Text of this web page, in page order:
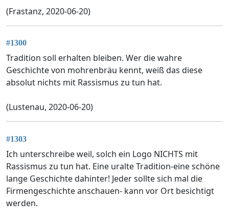
(Frastanz, 2020-06-20)
#1300
Tradition soll erhalten bleiben. Wer die wahre
Geschichte von mohrenbräu kennt, weiß das diese
absolut nichts mit Rassismus zu tun hat.
(Lustenau, 2020-06-20)
#1303
Ich unterschreibe weil, solch ein Logo NICHTS mit
Rassismus zu tun hat. Eine uralte Tradition-eine schöne
lange Geschichte dahinter! Jeder sollte sich mal die
Firmengeschichte anschauen- kann vor Ort besichtigt
werden.